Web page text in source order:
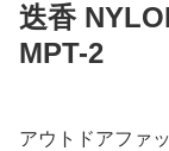
迭香
MPT-2
アウトドアファ